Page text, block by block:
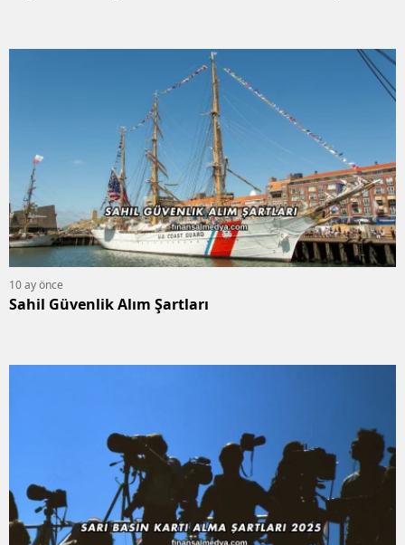
10 ay önce
Sahil Güvenlik Alım Şartları